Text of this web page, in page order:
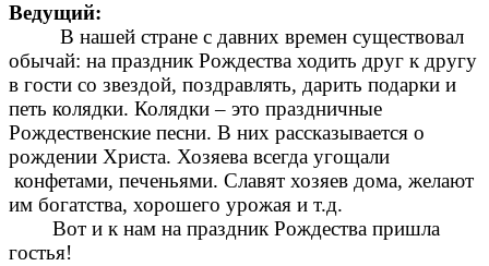
Ведущий:
В нашей стране с давних времен существовал
обычай: на праздник Рождества ходить друг к другу
в гости со звездой, поздравлять, дарить подарки и
петь колядки. Колядки – это праздничные
Рождественские песни. В них рассказывается о
рождении Христа. Хозяева всегда угощали
конфетами, печеньями. Славят хозяев дома, желают
им богатства, хорошего урожая и т.д.
Вот и к нам на праздник Рождества пришла
гостья!